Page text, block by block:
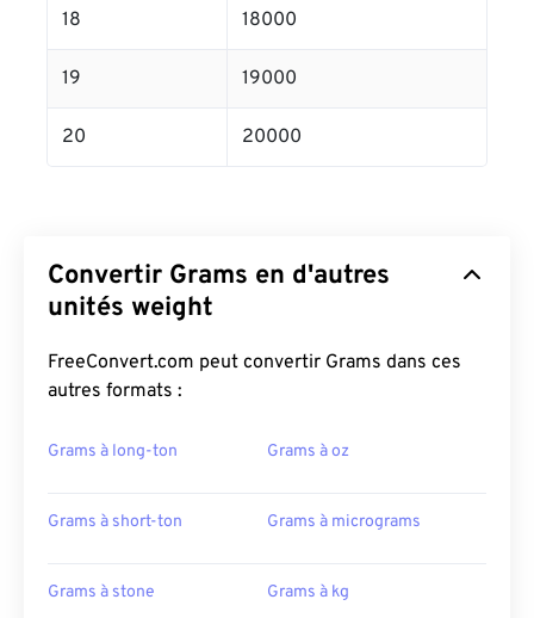
18 18000
19 19000
20 20000
Convertir Grams en d'autres
unités weight
FreeConvert.com peut convertir Grams dans ces
autres formats :
Grams à long-ton Grams à oz
Grams à short-ton Grams à micrograms
Grams à stone Grams à kg